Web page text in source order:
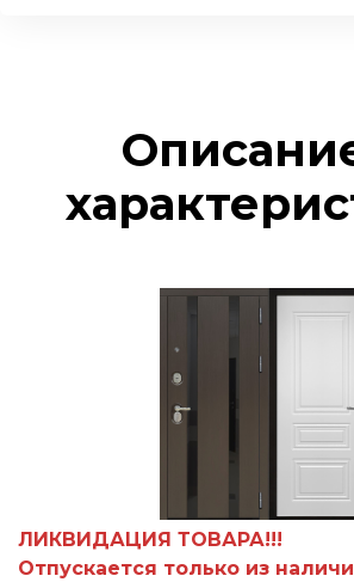
ЛИКВИДАЦИЯ ТОВАРА!!!
Отпускается только из